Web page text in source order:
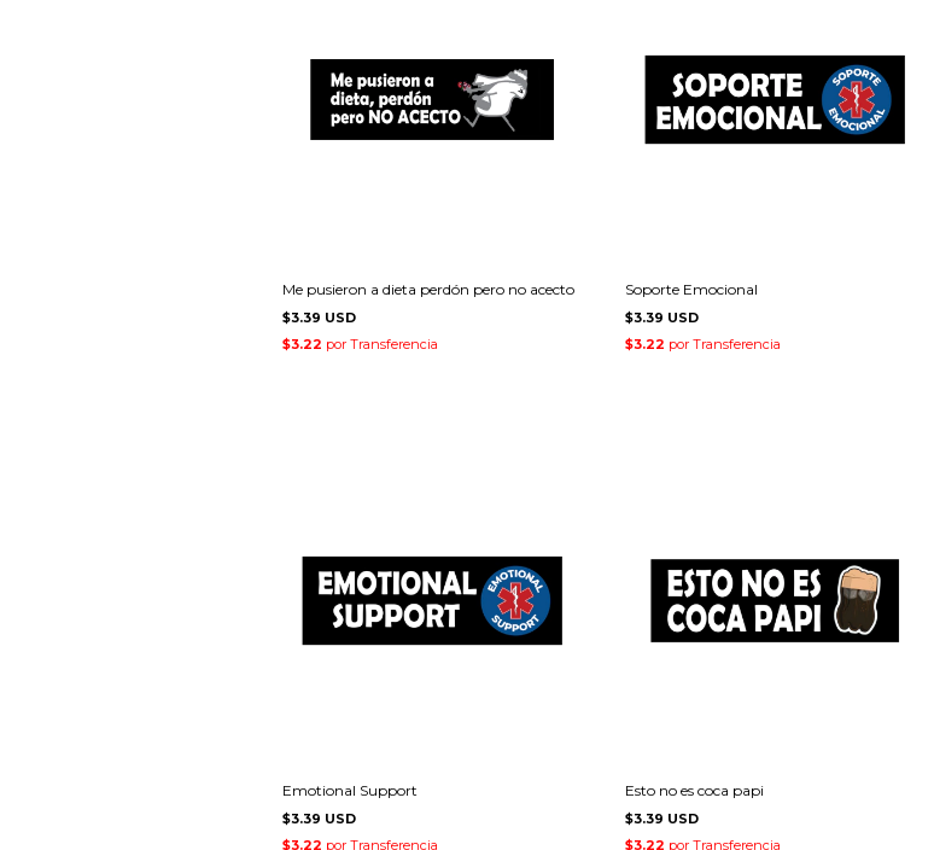
Me pusieron a dieta perdón pero no acecto
$3.39 USD
Soporte Emocional
$3.39 USD
Emotional Support
$3.39 USD
Esto no es coca papi
$3.39 USD